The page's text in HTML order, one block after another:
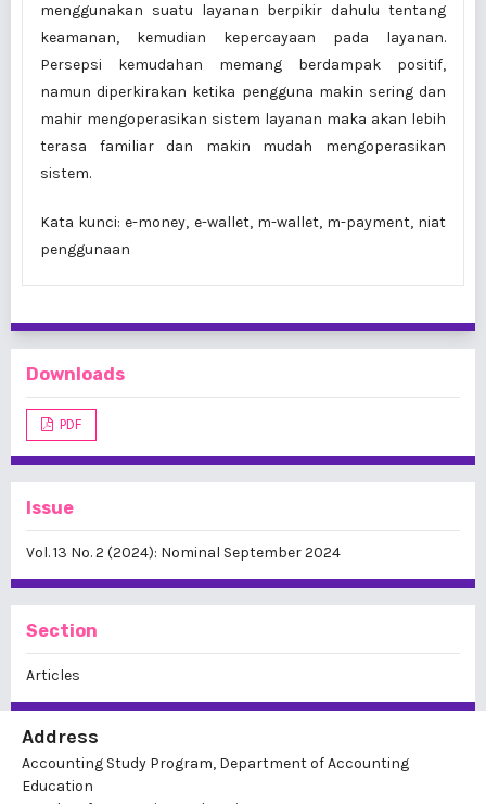
menggunakan suatu layanan berpikir dahulu tentang
keamanan, kemudian kepercayaan pada layanan.
Persepsi kemudahan memang berdampak positif,
namun diperkirakan ketika pengguna makin sering dan
mahir mengoperasikan sistem layanan maka akan lebih
terasa familiar dan makin mudah mengoperasikan
sistem.
Kata kunci: e-money, e-wallet, m-wallet, m-payment, niat
penggunaan
Downloads
PDF
Issue
Vol. 13 No. 2 (2024): Nominal September 2024
Section
Articles
Address
Accounting Study Program, Department of Accounting
Education